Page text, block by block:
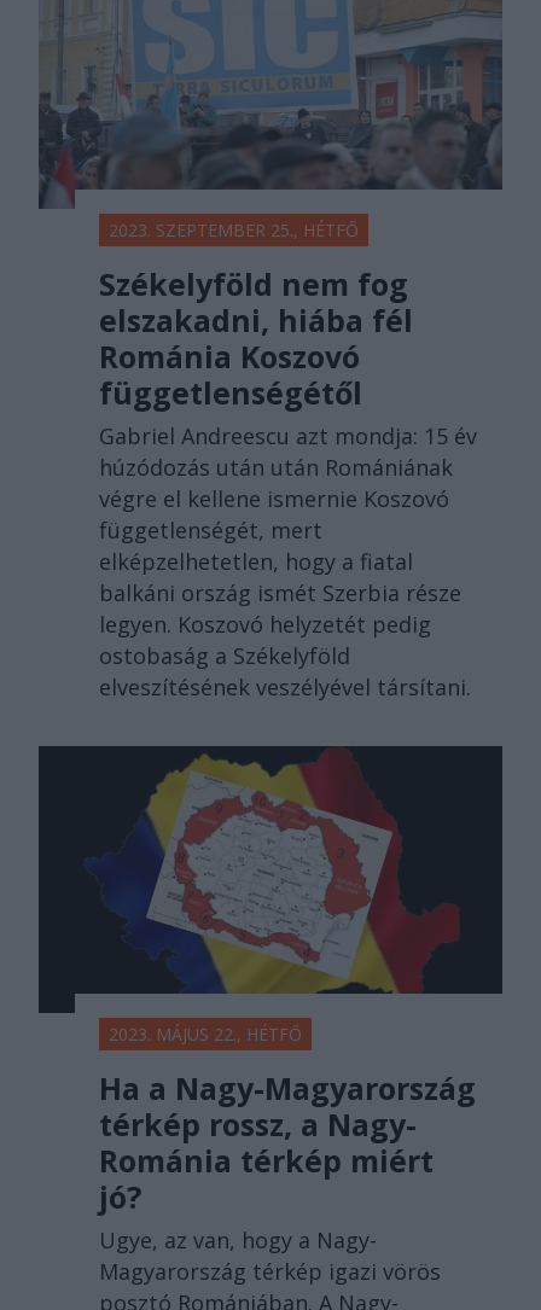
2023. SZEPTEMBER 25., HÉTFŐ
Székelyföld nem fog
elszakadni, hiába fél
Románia Koszovó
függetlenségétől
Gabriel Andreescu azt mondja: 15 év
húzódozás után után Romániának
végre el kellene ismernie Koszovó
függetlenségét, mert
elképzelhetetlen, hogy a fiatal
balkáni ország ismét Szerbia része
legyen. Koszovó helyzetét pedig
ostobaság a Székelyföld
elveszítésének veszélyével társítani.
2023. MÁJUS 22., HÉTFŐ
Ha a Nagy-Magyarország
térkép rossz, a Nagy-
Románia térkép miért
jó?
Ugye, az van, hogy a Nagy-
Magyarország térkép igazi vörös
posztó Romániában. A Nagy-